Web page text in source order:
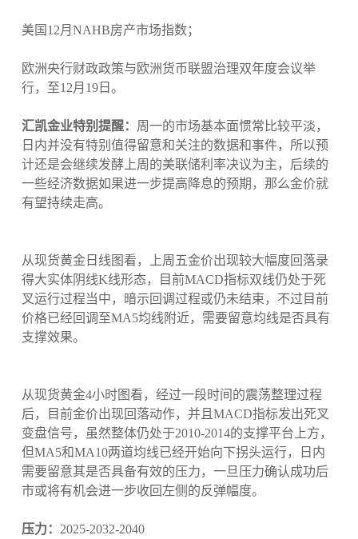
美国12月NAHB房产市场指数；
欧洲央行财政政策与欧洲货币联盟治理双年度会议举
行，至12月19日。
汇凯金业特别提醒： 周一的市场基本面惯常比较平淡，
日内并没有特别值得留意和关注的数据和事件，所以预
计还是会继续发酵上周的美联储利率决议为主，后续的
一些经济数据如果进一步提高降息的预期，那么金价就
有望持续走高。
从现货黄金日线图看，上周五金价出现较大幅度回落录
得大实体阴线K线形态，目前MACD指标双线仍处于死
叉运行过程当中，暗示回调过程或仍未结束，不过目前
价格已经回调至MA5均线附近，需要留意均线是否具有
支撑效果。
从现货黄金4小时图看，经过一段时间的震荡整理过程
后，目前金价出现回落动作，并且MACD指标发出死叉
变盘信号，虽然整体仍处于2010-2014的支撑平台上方，
但MA5和MA10两道均线已经开始向下拐头运行，日内
需要留意其是否具备有效的压力，一旦压力确认成功后
市或将有机会进一步收回左侧的反弹幅度。
压力： 2025-2032-2040